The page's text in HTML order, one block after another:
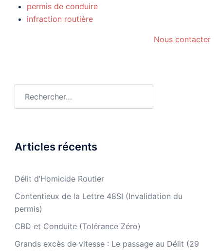
permis de conduire
infraction routière
Nous contacter
Articles récents
Délit d’Homicide Routier
Contentieux de la Lettre 48SI (Invalidation du
permis)
CBD et Conduite (Tolérance Zéro)
Grands excès de vitesse : Le passage au Délit (29